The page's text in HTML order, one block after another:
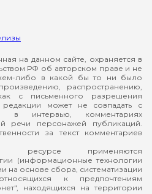
на данном сайте, охраняется в
РФ об авторском праве и не
либо в какой бы то ни было
распространению,
с письменного разрешения
может не совпадать с
в интервью, комментариях
речи персонажей публикаций.
за текст комментариев
ресурсе применяются
(информационные технологии
на основе сбора, систематизации
к предпочтениям
находящихся на территории